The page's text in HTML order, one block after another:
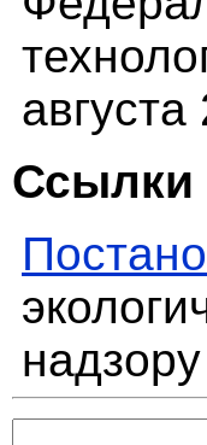
Ссылки
надзору